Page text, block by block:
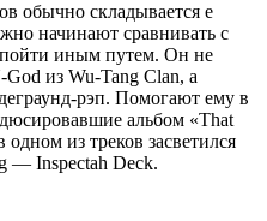
обычно складывается е
начинают сравнивать с
иным путем. Он не
из Wu-Tang Clan, а
рэп. Помогают ему в
альбом «That
из треков засветился
— Inspectah Deck.